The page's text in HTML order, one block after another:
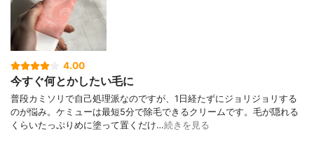
4.00
今すぐ何とかしたい毛に
普段カミソリで自己処理派なのですが、1日経たずにジョリジョリする
のが悩み。ケミューは最短5分で除毛できるクリームです。毛が隠れる
くらいたっぷりめに塗って置くだけ…続きを見る